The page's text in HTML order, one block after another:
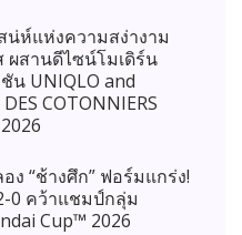
น่ห์แห่งความสง่างาม
ผสานดีไซน์โมเดิร์น
น UNIQLO and
COTONNIERS
ง “ช้างศึก” ฟอร์มแกร่ง!
0 คว้าแชมป์กลุ่ม
Cup™ 2026